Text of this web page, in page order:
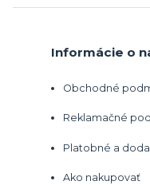
Informácie o
Obchodné
Reklamačné
Platobné a
Ako nakupovať